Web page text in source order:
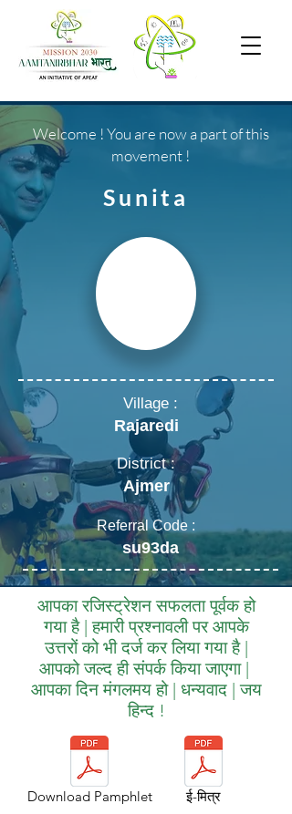
Sunita
Village :
Rajaredi
District :
Ajmer
Referral Code :
su93da
Welcome ! You are now a part of this
movement !
आपका रजिस्ट्रेशन सफलता पूर्वक हो
गया है | हमारी प्रश्नावली पर आपके
उत्तरों को भी दर्ज कर लिया गया है |
आपको जल्द ही संपर्क किया जाएगा |
आपका दिन मंगलमय हो | धन्यवाद | जय
हिन्द !
Download Pamphlet ई-मित्र